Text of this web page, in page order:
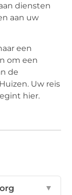
diensten
aan uw
een
om een
de
Uw reis
hier.
▼